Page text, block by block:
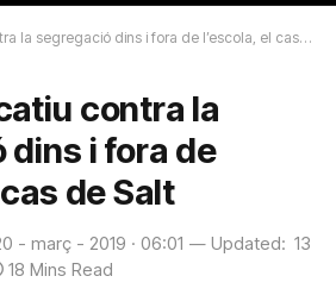
segregació dins i fora de l’escola, el cas de Salt
contra la
i fora de
de Salt
- març - 2019 · 06:01 Updated: 13
18 Mins Read